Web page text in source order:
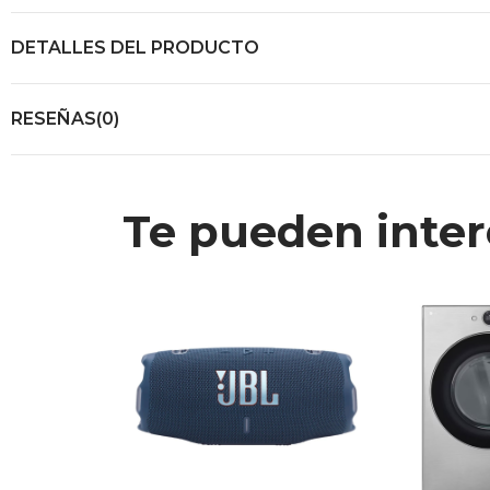
DETALLES DEL PRODUCTO
RESEÑAS(0)
Te pueden